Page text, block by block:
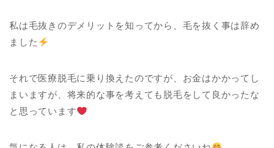
私は毛抜きのデメリットを知ってから、毛を抜く事は辞め
ました
それで医療脱毛に乗り換えたのですが、お金はかかってし
まいますが、将来的な事を考えても脱毛をして良かったな
と思っています